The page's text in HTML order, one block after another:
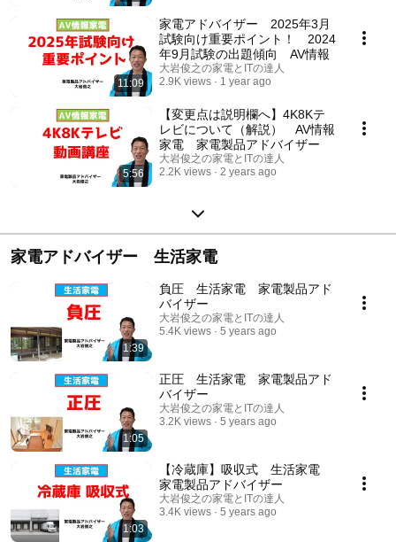
11:09
家電アドバイザー 2025年3月
試験向け重要ポイント！ 2024
年9月試験の出題傾向 AV情報
大岩俊之の家電とITの達人
2.9K views
1 year ago
5:56
【変更点は説明欄へ】4K8Kテ
レビについて（解説） AV情報
家電 家電製品アドバイザー
大岩俊之の家電とITの達人
2.2K views
2 years ago
家電アドバイザー 生活家電
1:39
負圧 生活家電 家電製品アド
バイザー
大岩俊之の家電とITの達人
5.4K views
5 years ago
1:05
正圧 生活家電 家電製品アド
バイザー
大岩俊之の家電とITの達人
3.2K views
5 years ago
1:03
【冷蔵庫】吸収式 生活家電
家電製品アドバイザー
大岩俊之の家電とITの達人
3.4K views
5 years ago